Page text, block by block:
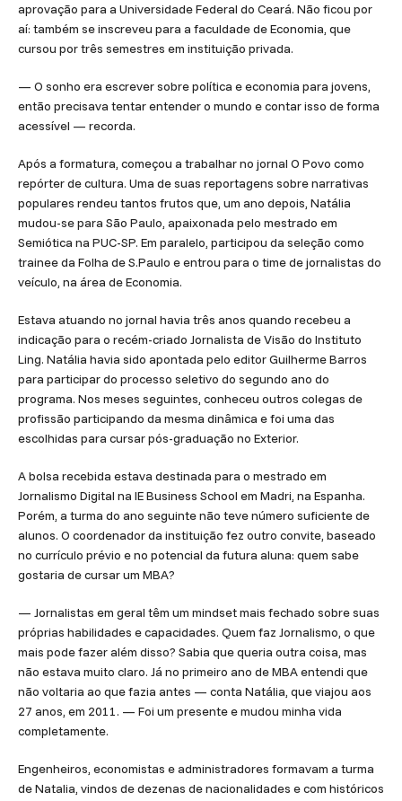
aprovação para a Universidade Federal do Ceará. Não ficou por
aí: também se inscreveu para a faculdade de Economia, que
cursou por três semestres em instituição privada.
— O sonho era escrever sobre política e economia para jovens,
então precisava tentar entender o mundo e contar isso de forma
acessível — recorda.
Após a formatura, começou a trabalhar no jornal O Povo como
repórter de cultura. Uma de suas reportagens sobre narrativas
populares rendeu tantos frutos que, um ano depois, Natália
mudou-se para São Paulo, apaixonada pelo mestrado em
Semiótica na PUC-SP. Em paralelo, participou da seleção como
trainee da Folha de S.Paulo e entrou para o time de jornalistas do
veículo, na área de Economia.
Estava atuando no jornal havia três anos quando recebeu a
indicação para o recém-criado Jornalista de Visão do Instituto
Ling. Natália havia sido apontada pelo editor Guilherme Barros
para participar do processo seletivo do segundo ano do
programa. Nos meses seguintes, conheceu outros colegas de
profissão participando da mesma dinâmica e foi uma das
escolhidas para cursar pós-graduação no Exterior.
A bolsa recebida estava destinada para o mestrado em
Jornalismo Digital na IE Business School em Madri, na Espanha.
Porém, a turma do ano seguinte não teve número suficiente de
alunos. O coordenador da instituição fez outro convite, baseado
no currículo prévio e no potencial da futura aluna: quem sabe
gostaria de cursar um MBA?
— Jornalistas em geral têm um mindset mais fechado sobre suas
próprias habilidades e capacidades. Quem faz Jornalismo, o que
mais pode fazer além disso? Sabia que queria outra coisa, mas
não estava muito claro. Já no primeiro ano de MBA entendi que
não voltaria ao que fazia antes — conta Natália, que viajou aos
27 anos, em 2011. — Foi um presente e mudou minha vida
completamente.
Engenheiros, economistas e administradores formavam a turma
de Natalia, vindos de dezenas de nacionalidades e com históricos